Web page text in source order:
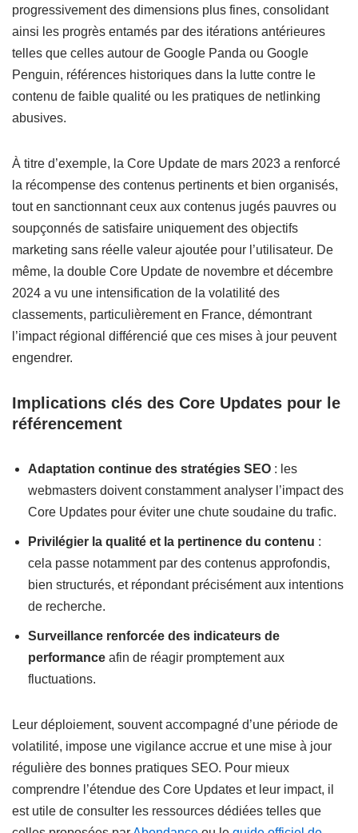
progressivement des dimensions plus fines, consolidant
ainsi les progrès entamés par des itérations antérieures
telles que celles autour de Google Panda ou Google
Penguin, références historiques dans la lutte contre le
contenu de faible qualité ou les pratiques de netlinking
abusives.
À titre d’exemple, la Core Update de mars 2023 a renforcé
la récompense des contenus pertinents et bien organisés,
tout en sanctionnant ceux aux contenus jugés pauvres ou
soupçonnés de satisfaire uniquement des objectifs
marketing sans réelle valeur ajoutée pour l’utilisateur. De
même, la double Core Update de novembre et décembre
2024 a vu une intensification de la volatilité des
classements, particulièrement en France, démontrant
l’impact régional différencié que ces mises à jour peuvent
engendrer.
Implications clés des Core Updates pour le
référencement
Adaptation continue des stratégies SEO : les
webmasters doivent constamment analyser l’impact des
Core Updates pour éviter une chute soudaine du trafic.
Privilégier la qualité et la pertinence du contenu :
cela passe notamment par des contenus approfondis,
bien structurés, et répondant précisément aux intentions
de recherche.
Surveillance renforcée des indicateurs de
performance afin de réagir promptement aux
fluctuations.
Leur déploiement, souvent accompagné d’une période de
volatilité, impose une vigilance accrue et une mise à jour
régulière des bonnes pratiques SEO. Pour mieux
comprendre l’étendue des Core Updates et leur impact, il
est utile de consulter les ressources dédiées telles que